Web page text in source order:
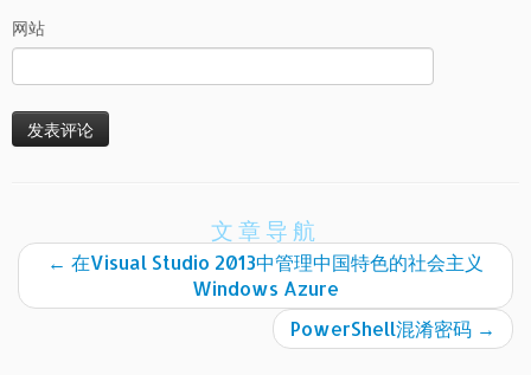
网站
文章导航
← 在Visual Studio 2013中管理中国特色的社会主义
Windows Azure
PowerShell混淆密码 →